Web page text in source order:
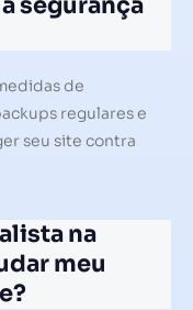
de
regulares e
seu site contra
na
meu